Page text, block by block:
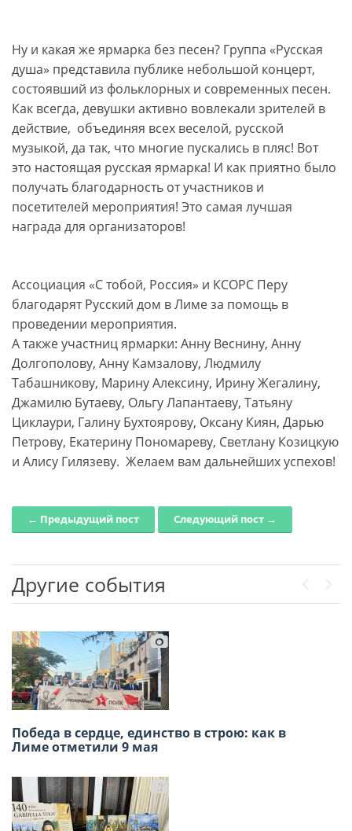
Ну и какая же ярмарка без песен? Группа «Русская
душа» представила публике небольшой концерт,
состоявший из фольклорных и современных песен.
Как всегда, девушки активно вовлекали зрителей в
действие, объединяя всех веселой, русской
музыкой, да так, что многие пускались в пляс! Вот
это настоящая русская ярмарка! И как приятно было
получать благодарность от участников и
посетителей мероприятия! Это самая лучшая
награда для организаторов!
Ассоциация «С тобой, Россия» и КСОРС Перу
благодарят Русский дом в Лиме за помощь в
проведении мероприятия.
А также участниц ярмарки: Анну Веснину, Анну
Долгополову, Анну Камзалову, Людмилу
Табашникову, Марину Алексину, Ирину Жегалину,
Джамилю Бутаеву, Ольгу Лапантаеву, Татьяну
Циклаури, Галину Бухтоярову, Оксану Киян, Дарью
Петрову, Екатерину Пономареву, Светлану Козицкую
и Алису Гилязеву. Желаем вам дальнейших успехов!
Post navigation
← Предыдущий пост Следующий пост →
Другие события
Победа в сердце, единство в строю: как в
Лиме отметили 9 мая
Приглашаем на открытие выставки
художников — соотечественников 2026